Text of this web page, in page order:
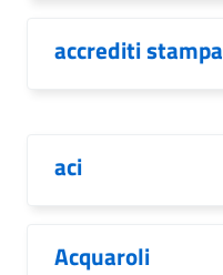
accrediti stampa
aci
Acquaroli